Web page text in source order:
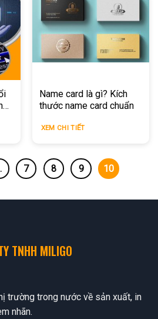
Name card là gì? Kích
thước name card chuẩn
XEM CHI TIẾT
7 8 9 10
TNHH MILIGO
trường trong nước về sản xuất, in
nhãn.